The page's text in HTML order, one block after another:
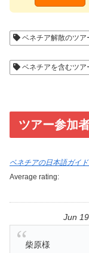
ベネチア解散のツア
ベネチアを含むツア
ツアー参加
ベネチアの日本語ガイ
Average rating:
Jun
柴原様